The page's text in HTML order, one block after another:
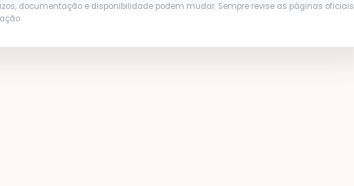
documentação e disponibilidade podem mudar. Sempre revise as páginas oficiais